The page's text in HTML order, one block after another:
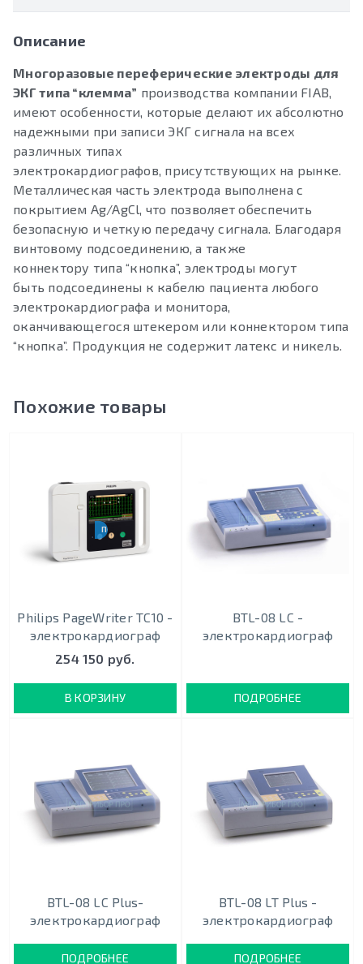
Описание
Многоразовые переферические электроды для
ЭКГ типа “клемма” производства компании FIAB,
имеют особенности, которые делают их абсолютно
надежными при записи ЭКГ сигнала на всех
различных типах
электрокардиографов, присутствующих на рынке.
Металлическая часть электрода выполнена с
покрытием Ag/AgCl, что позволяет обеспечить
безопасную и четкую передачу сигнала. Благодаря
винтовому подсоединению, а также
коннектору типа “кнопка”, электроды могут
быть подсоединены к кабелю пациента любого
электрокардиографа и монитора,
оканчивающегося штекером или коннектором типа
“кнопка”. Продукция не содержит латекс и никель.
Похожие товары
ПОРТАТИВНЫЙ
Philips PageWriter TC10 -
электрокардиограф
254 150 руб.
В КОРЗИНУ
BTL-08 LC -
электрокардиограф
ПОДРОБНЕЕ
BTL-08 LC Plus-
электрокардиограф
ПОДРОБНЕЕ
BTL-08 LT Plus -
электрокардиограф
ПОДРОБНЕЕ